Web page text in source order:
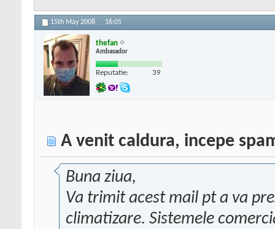
15th May 2008, 16:05
thefan
Ambasador
Reputatie: 39
A venit caldura, incepe
Buna ziua,
Va trimit acest mail pt a va
climatizare. Sistemele